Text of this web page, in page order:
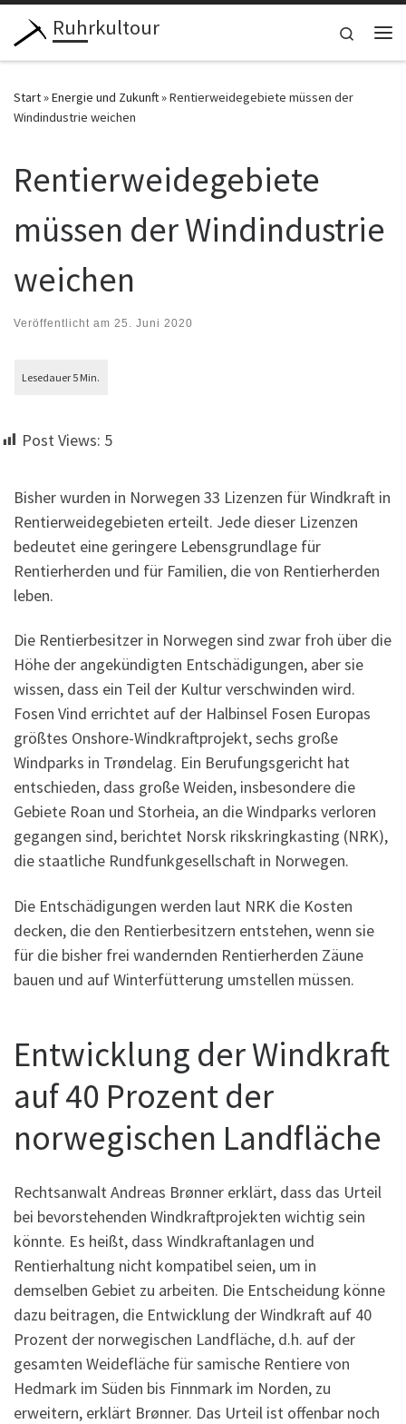
Zum Inhalt springen
Ruhrkultour
Search
Start»Energie und Zukunft»Rentierweidegebiete müssen der
Windindustrie weichen
Rentierweidegebiete
müssen der Windindustrie
weichen
Veröffentlicht am 25. Juni 2020
Post Views: 5
Bisher wurden in Norwegen 33 Lizenzen für Windkraft in
Rentierweidegebieten erteilt. Jede dieser Lizenzen
bedeutet eine geringere Lebensgrundlage für
Rentierherden und für Familien, die von Rentierherden
leben.
Die Rentierbesitzer in Norwegen sind zwar froh über die
Höhe der angekündigten Entschädigungen, aber sie
wissen, dass ein Teil der Kultur verschwinden wird.
Fosen Vind errichtet auf der Halbinsel Fosen Europas
größtes Onshore-Windkraftprojekt, sechs große
Windparks in Trøndelag. Ein Berufungsgericht hat
entschieden, dass große Weiden, insbesondere die
Gebiete Roan und Storheia, an die Windparks verloren
gegangen sind, berichtet Norsk rikskringkasting (NRK),
die staatliche Rundfunkgesellschaft in Norwegen.
Die Entschädigungen werden laut NRK die Kosten
decken, die den Rentierbesitzern entstehen, wenn sie
für die bisher frei wandernden Rentierherden Zäune
bauen und auf Winterfütterung umstellen müssen.
Entwicklung der Windkraft
auf 40 Prozent der
norwegischen Landfläche
Rechtsanwalt Andreas Brønner erklärt, dass das Urteil
bei bevorstehenden Windkraftprojekten wichtig sein
könnte. Es heißt, dass Windkraftanlagen und
Rentierhaltung nicht kompatibel seien, um in
demselben Gebiet zu arbeiten. Die Entscheidung könne
dazu beitragen, die Entwicklung der Windkraft auf 40
Prozent der norwegischen Landfläche, d.h. auf der
gesamten Weidefläche für samische Rentiere von
Hedmark im Süden bis Finnmark im Norden, zu
erweitern, erklärt Brønner. Das Urteil ist offenbar noch